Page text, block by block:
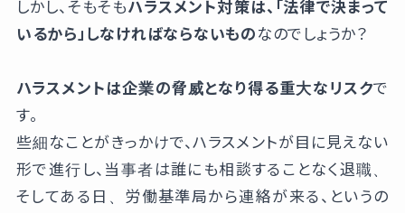
しかし、そもそもハラスメント対策は、「法律で決まって
いるから」しなければならないもの なのでしょうか？
ハラスメントは企業の脅威となり得る重大なリスクで
す。
些細なことがきっかけで、ハラスメントが目に見えない
形で進行し、当事者は誰にも相談することなく退職、
そしてある日、労働基準局から連絡が来る、というの